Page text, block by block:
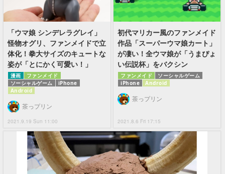
「ウマ娘 シンデレラグレイ」
怪物オグリ、ファンメイドで立
体化！拳大サイズのキュートな
姿が「とにかく可愛い！」
漫画
ファンメイド
ソーシャルゲーム
iPhone
Android
2021.9.19 Sun 11:00
茶っプリン
初代マリカー風のファンメイド
作品「スーパーウマ娘カート」
が凄い！全ウマ娘が「うまぴょ
い伝説杯」をバクシン
ファンメイド
ソーシャルゲーム
iPhone
Android
2021.8.6 Fri 17:15
茶っプリン